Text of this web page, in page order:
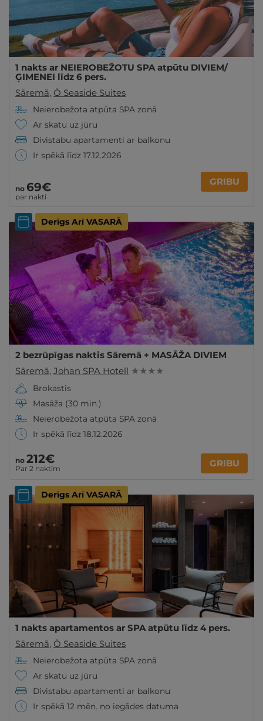
1 nakts ar NEIEROBEŽOTU SPA atpūtu DIVIEM/
ĢIMENEI līdz 6 pers.
Sāremā, Ö Seaside Suites
Neierobežota atpūta SPA zonā
Ar skatu uz jūru
Divistabu apartamenti ar balkonu
Ir spēkā līdz 17.12.2026
no 69€
par nakti
GRIBU
Derīgs Arī VASARĀ
2 bezrūpīgas naktis Sāremā + MASĀŽA DIVIEM
Sāremā, Johan SPA Hotell ★ ★ ★ ★
Brokastis
Masāža (30 min.)
Neierobežota atpūta SPA zonā
Ir spēkā līdz 18.12.2026
no 212€
Par 2 naktīm GRIBU
Derīgs Arī VASARĀ
1 nakts apartamentos ar SPA atpūtu līdz 4 pers.
Sāremā, Ö Seaside Suites
Neierobežota atpūta SPA zonā
Ar skatu uz jūru
Divistabu apartamenti ar balkonu
Ir spēkā 12 mēn. no iegādes datuma